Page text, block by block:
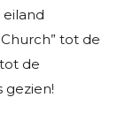
tot de
de
gezien!